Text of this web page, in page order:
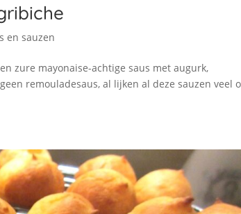
en sauzen
zure mayonaise-achtige saus met augurk,
remouladesaus, al lijken al deze sauzen veel